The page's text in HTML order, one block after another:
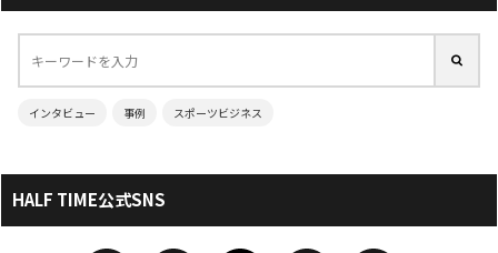
インタビュー 事例 スポーツビジネス
HALF TIME公式SNS